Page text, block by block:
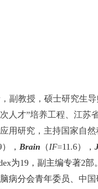
副教授，硕士研究生导
人才”培养工程、江
用研究， 主持国家自
）， Brain （IF=11.6），
为19，副主编专著2
病分会青年委员、 中